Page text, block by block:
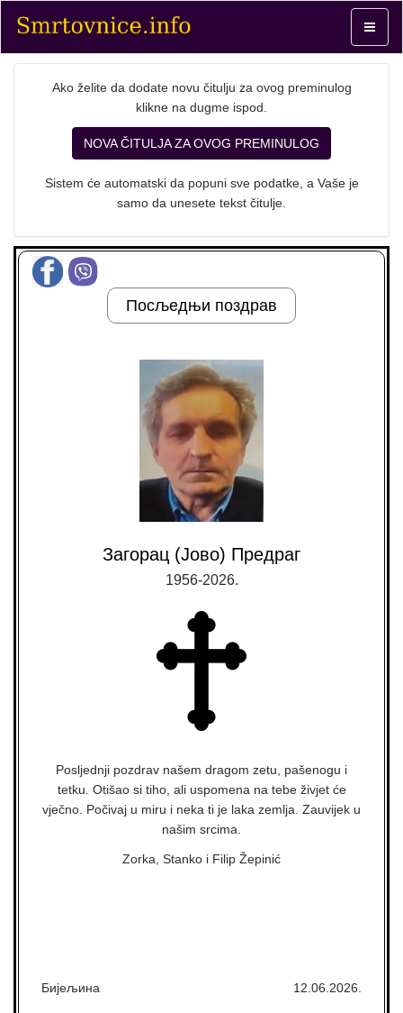
Toggle
Ako želite da dodate novu čitulju za ovog preminulog
klikne na dugme ispod.
NOVA ČITULJA ZA OVOG PREMINULOG
Sistem će automatski da popuni sve podatke, a Vaše je
samo da unesete tekst čitulje.
Посљедњи поздрав
Загорац (Јово) Предраг
1956-2026.
Posljednji pozdrav našem dragom zetu, pašenogu i
tetku. Otišao si tiho, ali uspomena na tebe živjet će
vječno. Počivaj u miru i neka ti je laka zemlja. Zauvijek u
našim srcima.
Zorka, Stanko i Filip Žepinić
Бијељина 12.06.2026.